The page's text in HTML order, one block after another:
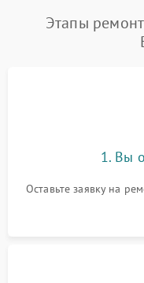
Появление запаха гари
Не горит подсветка
Этапы
1. Вы
Оставьте заявку на